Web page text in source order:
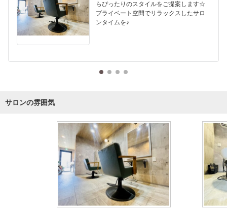
らぴったりのスタイルをご提案します☆
プライベート空間でリラックスしたサロ
ンタイムを♪
サロンの雰囲気